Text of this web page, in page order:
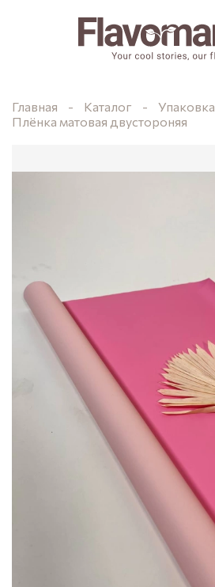
Главная Каталог Упаковка
Плёнка матовая двустороняя